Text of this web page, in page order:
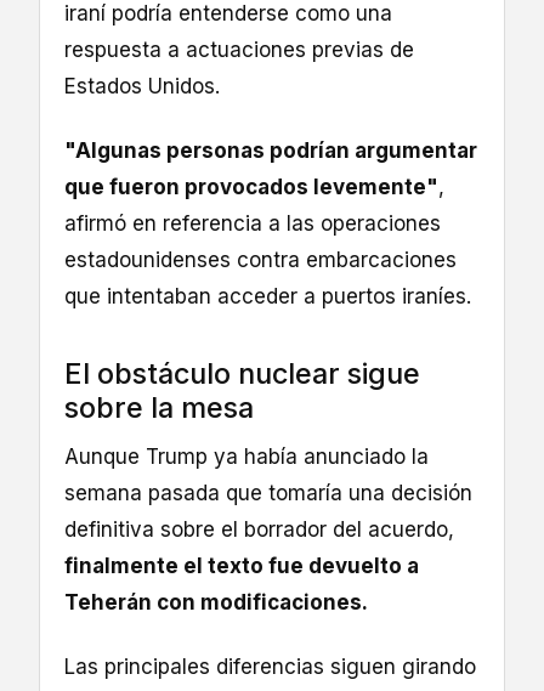
iraní podría entenderse como una
respuesta a actuaciones previas de
Estados Unidos.
"Algunas personas podrían argumentar
que fueron provocados levemente",
afirmó en referencia a las operaciones
estadounidenses contra embarcaciones
que intentaban acceder a puertos iraníes.
El obstáculo nuclear sigue
sobre la mesa
Aunque Trump ya había anunciado la
semana pasada que tomaría una decisión
definitiva sobre el borrador del acuerdo,
finalmente el texto fue devuelto a
Teherán con modificaciones.
Las principales diferencias siguen girando